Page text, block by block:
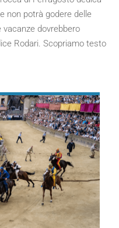
non potrà godere delle
vacanze dovrebbero
Rodari. Scopriamo testo